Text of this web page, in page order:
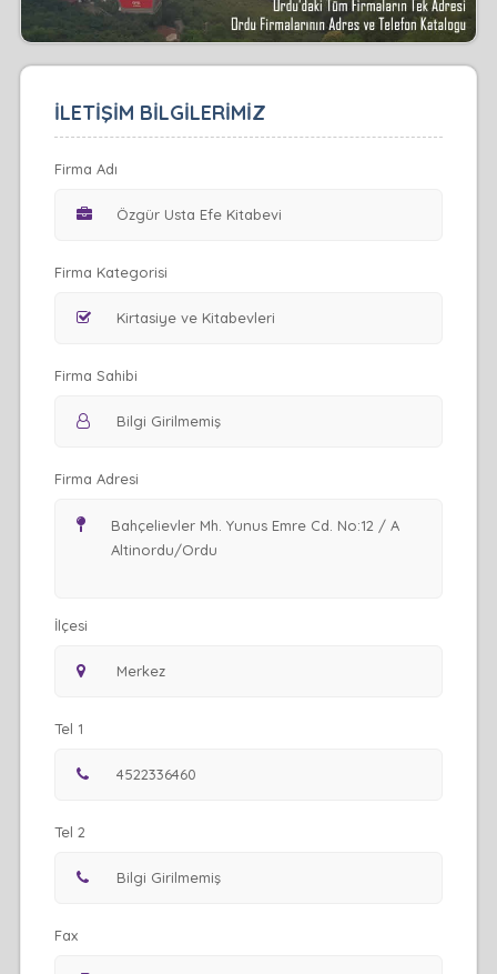
İLETİŞİM BİLGİLERİMİZ
Firma Adı
Firma Kategorisi
Firma Sahibi
Firma Adresi
İlçesi
Tel 1
Tel 2
Fax